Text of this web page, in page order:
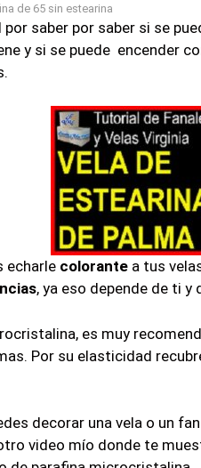
de 65 sin estearina
saber por saber si se
y si se puede encender
echarle colorante a tus
, ya eso depende de ti y
es muy
Por su elasticidad
decorar una vela o un
video mío donde te